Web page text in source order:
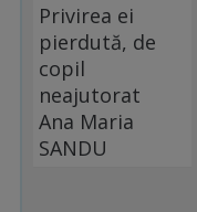
Privirea ei
pierdută, de
copil
neajutorat
Ana Maria
SANDU